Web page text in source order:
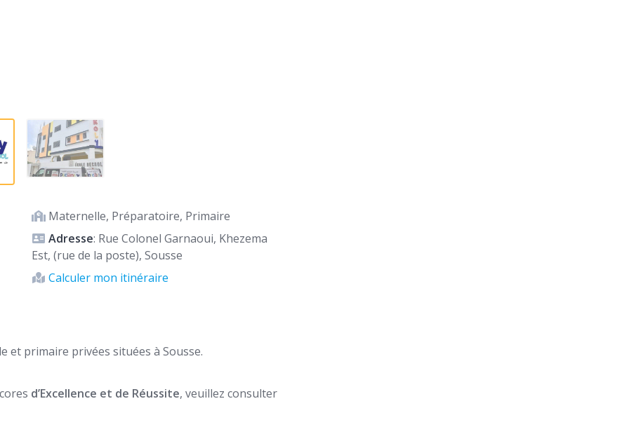
Maternelle, Préparatoire, Primaire
Adresse: Rue Colonel Garnaoui, Khezema
Est, (rue de la poste), Sousse
Calculer mon itinéraire
et primaire privées situées à Sousse.
d’Excellence et de Réussite, veuillez consulter